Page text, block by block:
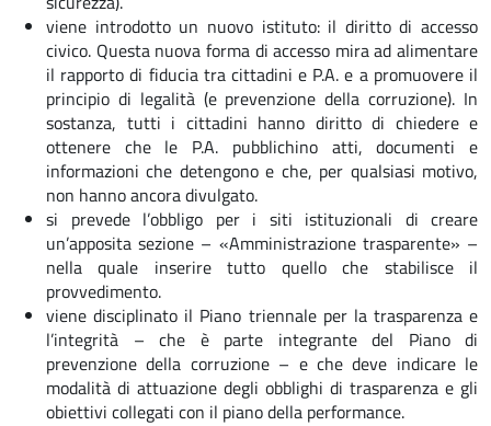
viene introdotto un nuovo istituto: il diritto di accesso
civico. Questa nuova forma di accesso mira ad alimentare
il rapporto di fiducia tra cittadini e P.A. e a promuovere il
principio di legalità (e prevenzione della corruzione). In
sostanza, tutti i cittadini hanno diritto di chiedere e
ottenere che le P.A. pubblichino atti, documenti e
informazioni che detengono e che, per qualsiasi motivo,
non hanno ancora divulgato.
si prevede l’obbligo per i siti istituzionali di creare
un’apposita sezione – «Amministrazione trasparente» –
nella quale inserire tutto quello che stabilisce il
provvedimento.
viene disciplinato il Piano triennale per la trasparenza e
l’integrità – che è parte integrante del Piano di
prevenzione della corruzione – e che deve indicare le
modalità di attuazione degli obblighi di trasparenza e gli
obiettivi collegati con il piano della performance.